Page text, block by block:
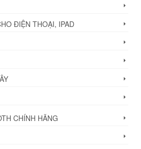
ĐIỆN THOẠI, IPAD
CHÍNH HÃNG